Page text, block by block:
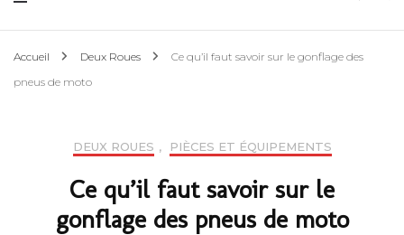
Accueil Deux Roues
Ce qu’il faut savoir sur le gonflage des
pneus de moto
DEUX ROUES , PIÈCES ET ÉQUIPEMENTS
Ce qu’il faut savoir sur le
gonflage des pneus de moto